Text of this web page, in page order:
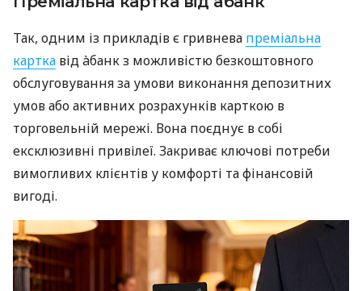
Так, одним із прикладів є гривнева преміальна
картка від àбанк з можливістю безкоштовного
обслуговування за умови виконання депозитних
умов або активних розрахунків карткою в
торговельній мережі. Вона поєднує в собі
ексклюзивні привілеї. Закриває ключові потреби
вимогливих клієнтів у комфорті та фінансовій
вигоді.